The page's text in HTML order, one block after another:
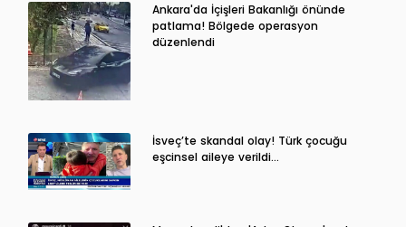
Ankara'da İçişleri Bakanlığı önünde
patlama! Bölgede operasyon
düzenlendi
İsveç’te skandal olay! Türk çocuğu
eşcinsel aileye verildi…